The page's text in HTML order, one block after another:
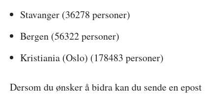
Stavanger (36278 personer)
Bergen (56322 personer)
Kristiania (Oslo) (178483 personer)
Dersom du ønsker å bidra kan du sende en epost